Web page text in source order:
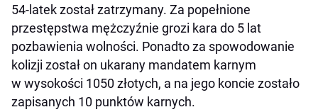
54-latek został zatrzymany. Za popełnione
przestępstwa mężczyźnie grozi kara do 5 lat
pozbawienia wolności. Ponadto za spowodowanie
kolizji został on ukarany mandatem karnym
w wysokości 1050 złotych, a na jego koncie zostało
zapisanych 10 punktów karnych.